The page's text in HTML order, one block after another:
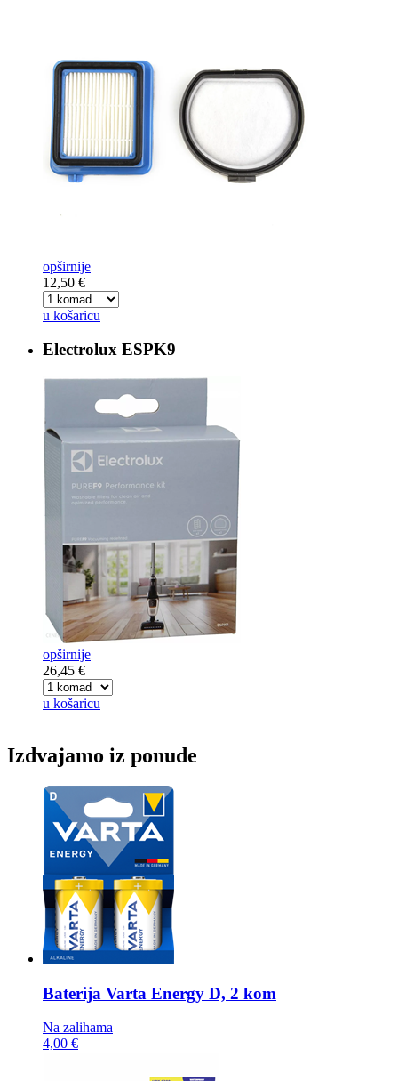
opširnije
12,50 €
u košaricu
Electrolux ESPK9
opširnije
26,45 €
u košaricu
Izdvajamo iz ponude
Baterija Varta Energy D, 2 kom
Na zalihama
4,00 €